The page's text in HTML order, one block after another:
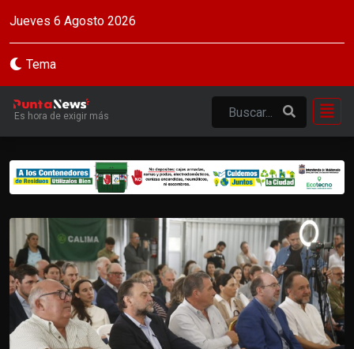
Jueves 6 Agosto 2026
Tema
Es hora de exigir más